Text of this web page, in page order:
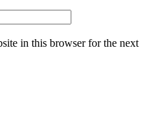
in this browser for the next